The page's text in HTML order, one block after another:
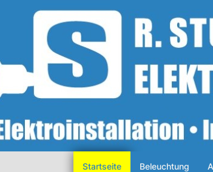
Startseite Beleuchtung